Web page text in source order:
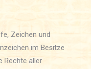
Zeichen und
im Besitze
Rechte aller